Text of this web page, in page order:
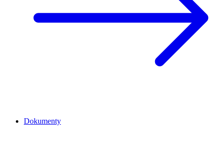
Dokumenty